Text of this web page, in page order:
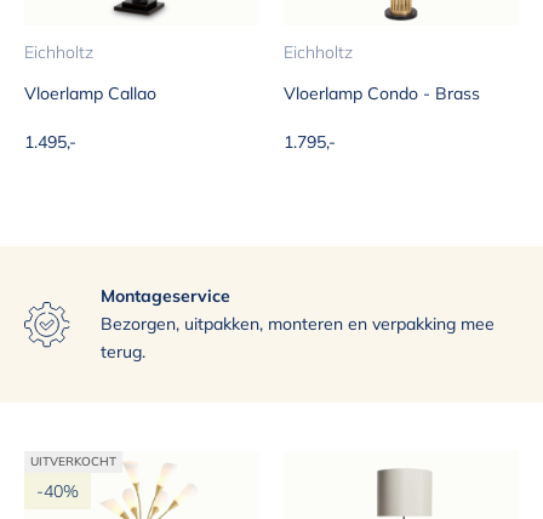
Montageservice
Bezorgen, uitpakken, monteren en verpakking mee
terug.
Exclusief assortiment
Uitstekende bezorgservice
Eichholtz
Vloerlamp Callao
Aanbiedingsprijs
1.495,-
Eichholtz
Vloerlamp Condo - Brass
Aanbiedingsprijs
1.795,-
UITVERKOCHT
-40%